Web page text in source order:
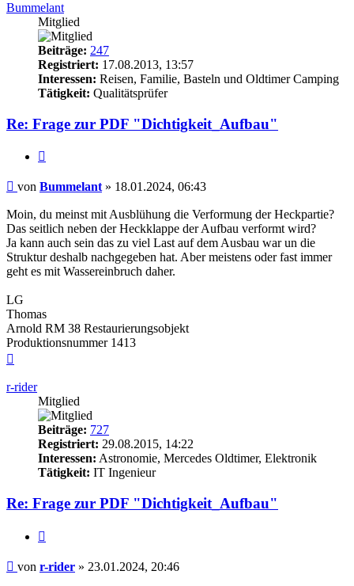
Bummelant
Mitglied
Beiträge: 247
Registriert: 17.08.2013, 13:57
Interessen: Reisen, Familie, Basteln und Oldtimer Camping
Tätigkeit: Qualitätsprüfer
Re: Frage zur PDF "Dichtigkeit_Aufbau"
Beitrag
von Bummelant» 18.01.2024, 06:43
Moin, du meinst mit Ausblühung die Verformung der Heckpartie?
Das seitlich neben der Heckklappe der Aufbau verformt wird?
Ja kann auch sein das zu viel Last auf dem Ausbau war un die
Struktur deshalb nachgegeben hat. Aber meistens oder fast immer
geht es mit Wassereinbruch daher.
LG
Thomas
Arnold RM 38 Restaurierungsobjekt
Produktionsnummer 1413
r-rider
Mitglied
Beiträge: 727
Registriert: 29.08.2015, 14:22
Interessen: Astronomie, Mercedes Oldtimer, Elektronik
Tätigkeit: IT Ingenieur
Re: Frage zur PDF "Dichtigkeit_Aufbau"
Beitrag
von r-rider » 23.01.2024, 20:46